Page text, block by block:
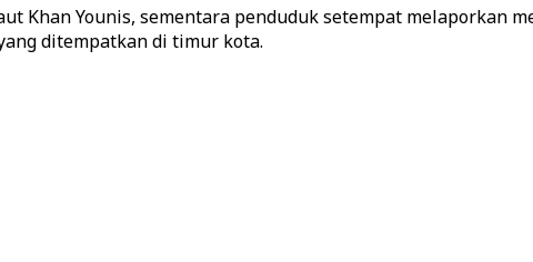
Younis, sementara penduduk setempat melaporkan
ditempatkan di timur kota.